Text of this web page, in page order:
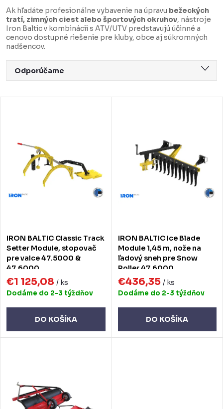
Ak hľadáte profesionálne vybavenie na úpravu bežeckých
tratí, zimných ciest alebo športových okruhov, nástroje
Iron Baltic v kombinácii s ATV/UTV predstavujú účinné a
cenovo dostupné riešenie pre kluby, obce aj súkromných
nadšencov.
R
a
p
d
u
k
v
Odporúčame
Abecedne
p
d
u
k
v
IRON BALTIC Classic Track
Setter Module, stopovač
pre valce 47.5000 &
47.6000
€1 125,08 / ks
Dodáme do 2-3 týždňov
DO KOŠÍKA
IRON BALTIC Ice Blade
Module 1,45 m, nože na
ľadový sneh pre Snow
Roller 47.6000
€436,35 / ks
Dodáme do 2-3 týždňov
DO KOŠÍKA